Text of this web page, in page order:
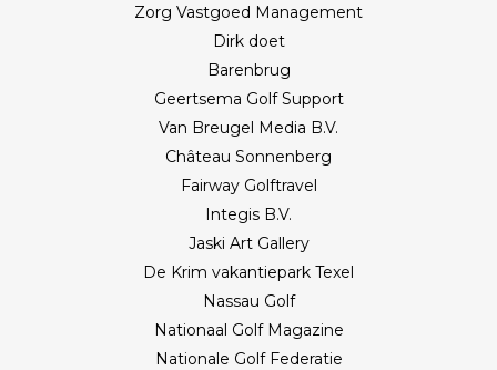
Zorg Vastgoed Management
Dirk doet
Barenbrug
Geertsema Golf Support
Van Breugel Media B.V.
Château Sonnenberg
Fairway Golftravel
Integis B.V.
Jaski Art Gallery
De Krim vakantiepark Texel
Nassau Golf
Nationaal Golf Magazine
Nationale Golf Federatie